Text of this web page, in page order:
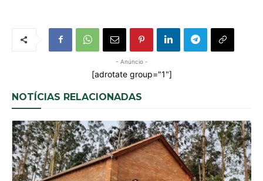
- Anúncio -
[adrotate group="1"]
NOTÍCIAS RELACIONADAS